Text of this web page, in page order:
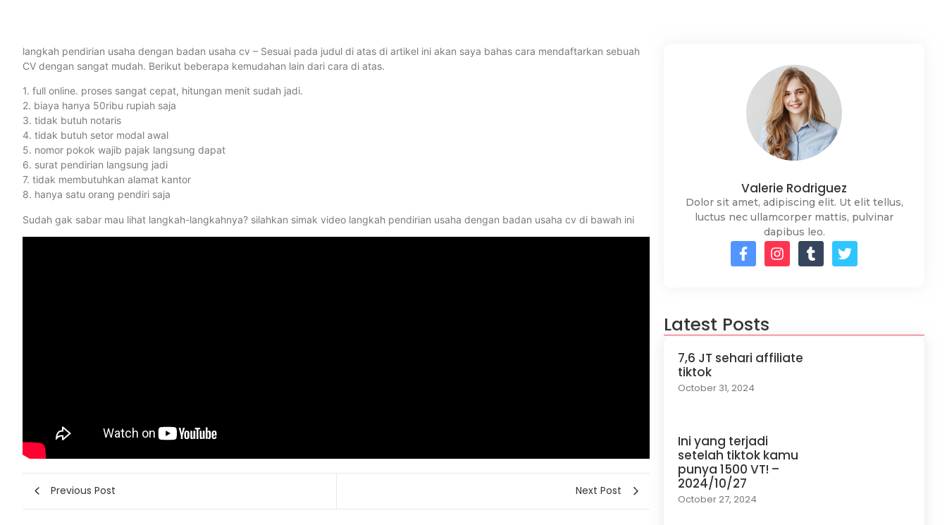
langkah pendirian usaha dengan badan usaha cv – Sesuai pada judul di atas di artikel ini akan saya bahas cara mendaftarkan sebuah
CV dengan sangat mudah. Berikut beberapa kemudahan lain dari cara di atas.
1. full online. proses sangat cepat, hitungan menit sudah jadi.
2. biaya hanya 50ribu rupiah saja
3. tidak butuh notaris
4. tidak butuh setor modal awal
5. nomor pokok wajib pajak langsung dapat
6. surat pendirian langsung jadi
7. tidak membutuhkan alamat kantor
8. hanya satu orang pendiri saja
Sudah gak sabar mau lihat langkah-langkahnya? silahkan simak video langkah pendirian usaha dengan badan usaha cv di bawah ini
Previous Post Next Post
Valerie Rodriguez
Dolor sit amet, adipiscing elit. Ut elit tellus,
luctus nec ullamcorper mattis, pulvinar
dapibus leo.
Latest Posts
7,6 JT sehari affiliate
tiktok
October 31, 2024
Ini yang terjadi
setelah tiktok kamu
punya 1500 VT! –
2024/10/27
October 27, 2024